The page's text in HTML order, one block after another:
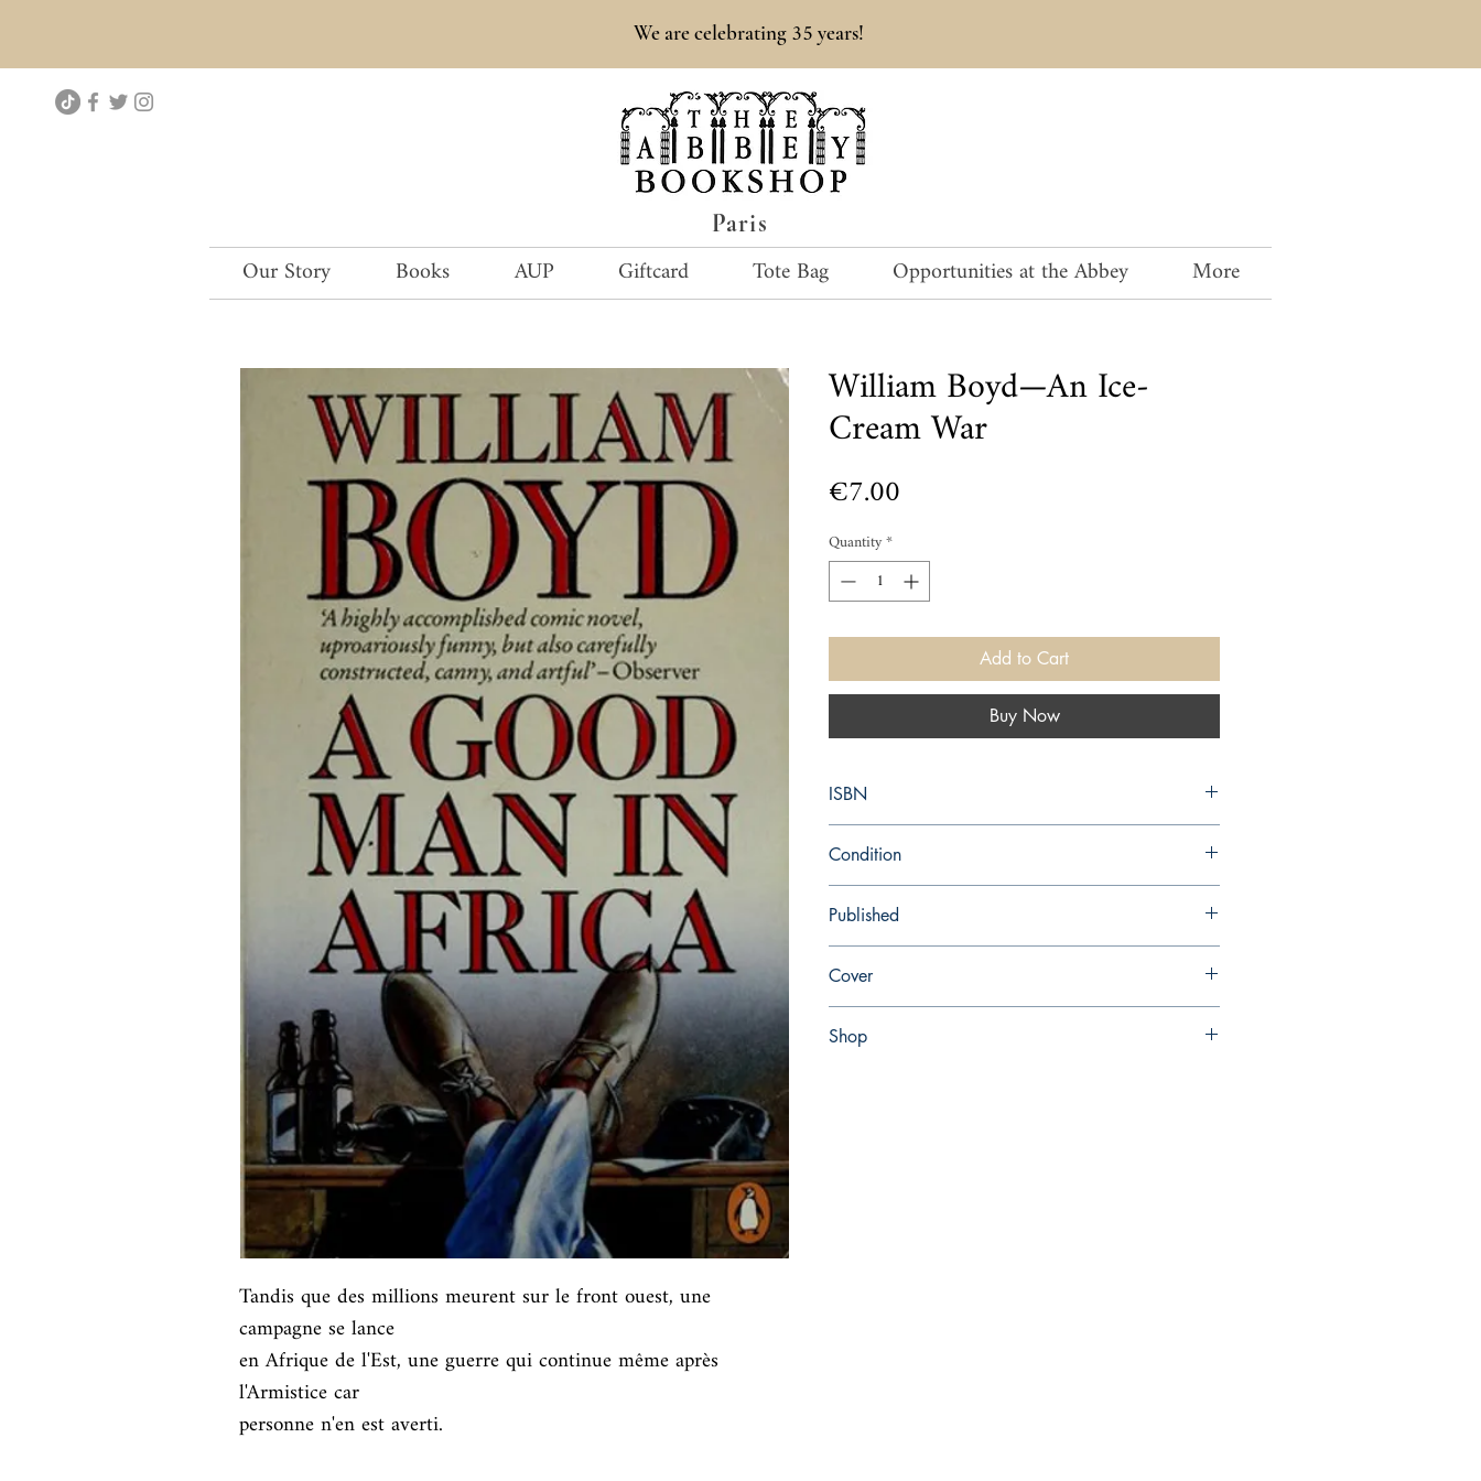
Paris
We are celebrating 35 years!
Our Story Books AUP Giftcard Tote Bag Opportunities at the Abbey More
Tandis que des millions meurent sur le front ouest, une
campagne se lance
en Afrique de l'Est, une guerre qui continue même après
l'Armistice car
personne n'en est averti.
William Boyd—An Ice-
Cream War
€7.00
Quantity*
Add to Cart
Buy Now
ISBN
Condition
Published
Cover
Shop